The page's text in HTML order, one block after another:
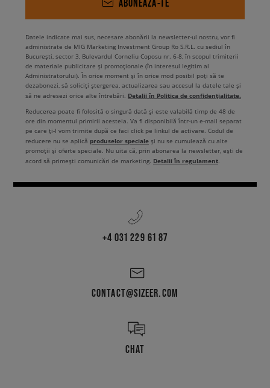
Datele indicate mai sus, necesare abonării la newsletter-ul nostru, vor fi
administrate de MIG Marketing Investment Group Ro S.R.L. cu sediul în
București, sector 3, Bulevardul Corneliu Coposu nr. 6-8, în scopul trimiterii
de materiale publicitare și promoționale (în interesul legitim al
Administratorului). În orice moment și în orice mod posibil poți să te
dezabonezi, să soliciți ștergerea, actualizarea sau accesul la datele tale și
să ne adresezi orice alte întrebări. Detalii în Politica de confidențialitate.
Reducerea poate fi folosită o singură dată și este valabilă timp de 48 de
ore din momentul primirii acesteia. Va fi disponibilă într-un e-mail separat
pe care ți-l vom trimite după ce faci click pe linkul de activare. Codul de
reducere nu se aplică produselor speciale și nu se cumulează cu alte
promoții și oferte speciale. Nu uita că, prin abonarea la newsletter, ești de
acord să primești comunicări de marketing. Detalii în regulament.
+4 031 229 61 87
CONTACT@SIZEER.COM
CHAT